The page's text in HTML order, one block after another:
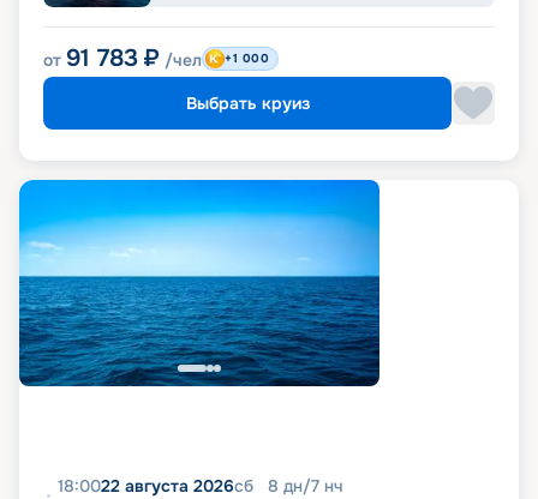
от 91 783 ₽ /чел +1 000
Выбрать круиз
18:0022 августа 2026сб 8 дн/7 нч